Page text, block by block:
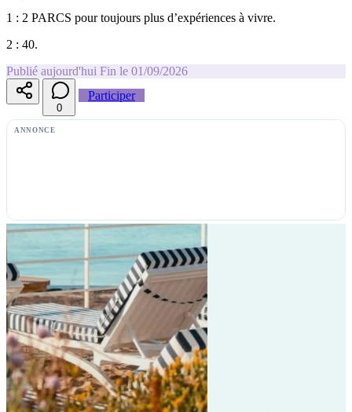
1 : 2 PARCS pour toujours plus d’expériences à vivre.
2 : 40.
Publié aujourd'hui Fin le 01/09/2026
0
Participer
ANNONCE